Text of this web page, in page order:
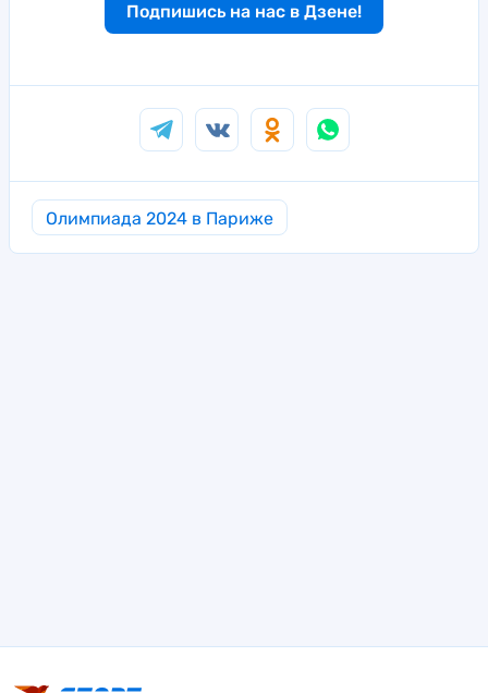
Подпишись на нас в Дзене!
Олимпиада 2024 в Париже